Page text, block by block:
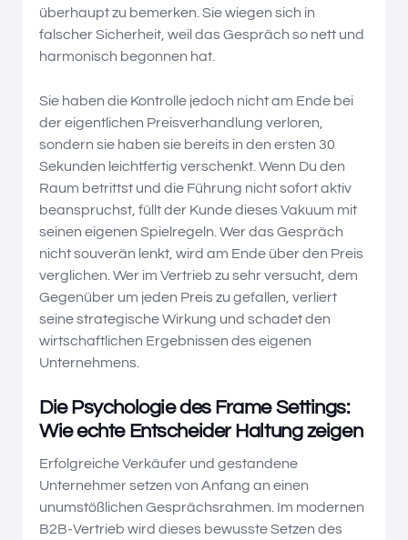
überhaupt zu bemerken. Sie wiegen sich in
falscher Sicherheit, weil das Gespräch so nett und
harmonisch begonnen hat.
Sie haben die Kontrolle jedoch nicht am Ende bei
der eigentlichen Preisverhandlung verloren,
sondern sie haben sie bereits in den ersten 30
Sekunden leichtfertig verschenkt. Wenn Du den
Raum betrittst und die Führung nicht sofort aktiv
beanspruchst, füllt der Kunde dieses Vakuum mit
seinen eigenen Spielregeln. Wer das Gespräch
nicht souverän lenkt, wird am Ende über den Preis
verglichen. Wer im Vertrieb zu sehr versucht, dem
Gegenüber um jeden Preis zu gefallen, verliert
seine strategische Wirkung und schadet den
wirtschaftlichen Ergebnissen des eigenen
Unternehmens.
Die Psychologie des Frame Settings:
Wie echte Entscheider Haltung zeigen
Erfolgreiche Verkäufer und gestandene
Unternehmer setzen von Anfang an einen
unumstößlichen Gesprächsrahmen. Im modernen
B2B-Vertrieb wird dieses bewusste Setzen des